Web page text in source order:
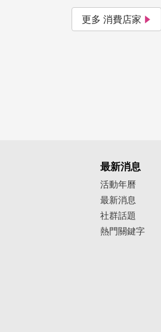
更多 消費店家
最新消息
活動年曆
最新消息
社群話題
熱門關鍵字